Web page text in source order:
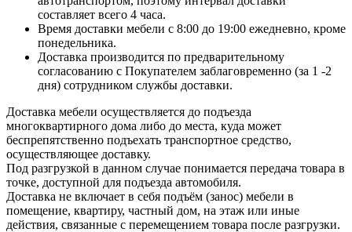
составляет всего 4 часа.
Время доставки мебели с 8:00 до 19:00 ежедневно, кроме
понедельника.
Доставка производится по предварительному
согласованию с Покупателем заблаговременно (за 1 -2
дня) сотрудником службы доставки.
Доставка мебели осуществляется до подъезда
многоквартирного дома либо до места, куда может
беспрепятственно подъехать транспортное средство,
осуществляющее доставку.
Под разгрузкой в данном случае понимается передача товара в
точке, доступной для подъезда автомобиля.
Доставка не включает в себя подъём (занос) мебели в
помещение, квартиру, частный дом, на этаж или иные
действия, связанные с перемещением товара после разгрузки.